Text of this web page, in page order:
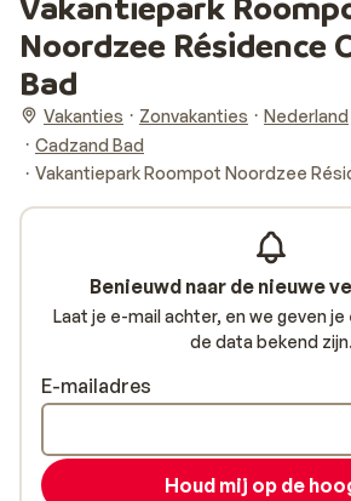
Noordzee Résidence
Bad
Vakanties Zonvakanties Nederland
Cadzand Bad
Vakantiepark Roompot Noordzee
Benieuwd naar de nieuwe
Laat je e-mail achter, en we geven
de data bekend zijn.
E-mailadres
Houd mij op de